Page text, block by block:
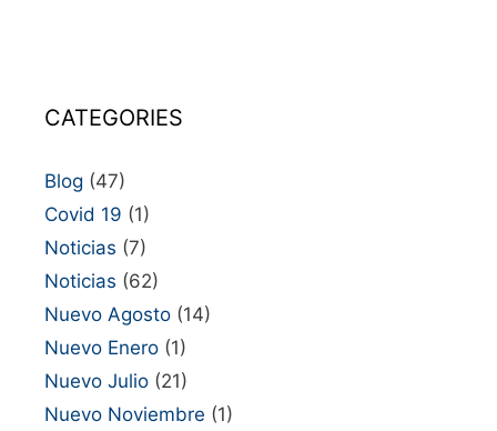
CATEGORIES
Blog (47)
Covid 19 (1)
Noticias (7)
Noticias (62)
Nuevo Agosto (14)
Nuevo Enero (1)
Nuevo Julio (21)
Nuevo Noviembre (1)